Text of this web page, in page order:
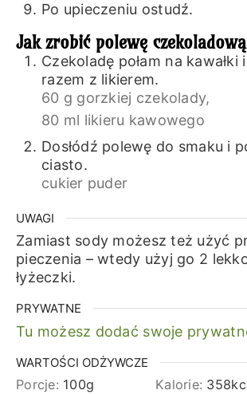
Po upieczeniu ostudź.
Jak zrobić polewę czekoladową
Czekoladę połam na kawałki
razem z likierem.
60 g gorzkiej czekolady,
80 ml likieru kawowego
Dosłódź polewę do smaku i
ciasto.
cukier puder
UWAGI
Zamiast sody możesz też użyć
pieczenia – wtedy użyj go 2
łyżeczki.
PRYWATNE
Tu możesz dodać swoje
WARTOŚCI ODŻYWCZE
Porcje: 100g Kalorie: 358